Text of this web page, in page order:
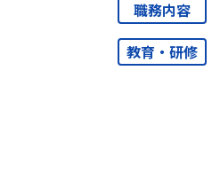
職務内容
教育・研修